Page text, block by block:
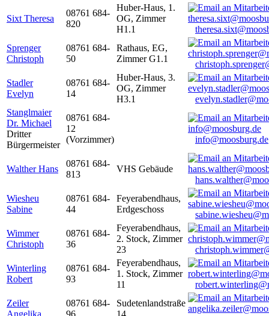
Sixt Theresa
08761 684-
820
Huber-Haus, 1.
OG, Zimmer
H1.1
Sprenger
Christoph
08761 684-
50
Rathaus, EG,
Zimmer G1.1
Stadler
Evelyn
08761 684-
14
Huber-Haus, 3.
OG, Zimmer
H3.1
Stanglmaier
Dr. Michael
Dritter
Bürgermeister
08761 684-
12
(Vorzimmer)
info@moosburg.de
Walther Hans
08761 684-
813
VHS Gebäude
Wiesheu
Sabine
08761 684-
44
Feyerabendhaus,
Erdgeschoss
Wimmer
Christoph
08761 684-
36
Feyerabendhaus,
2. Stock, Zimmer
23
Winterling
Robert
08761 684-
93
Feyerabendhaus,
1. Stock, Zimmer
11
Zeiler
Angelika
08761 684-
96
Sudetenlandstraße
14